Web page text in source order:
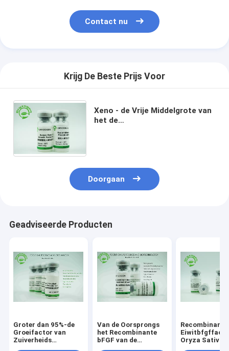
Contact nu
Krijg De Beste Prijs Voor
Xeno - de Vrije Middelgrote van
het de
Doorgaan
Geadviseerde Producten
Groter dan 95%-de
Groeifactor van
Zuiverheids
Van de Oorsprongs
het Recombinante
bFGF van de
Recombinante
Oryza Sativa